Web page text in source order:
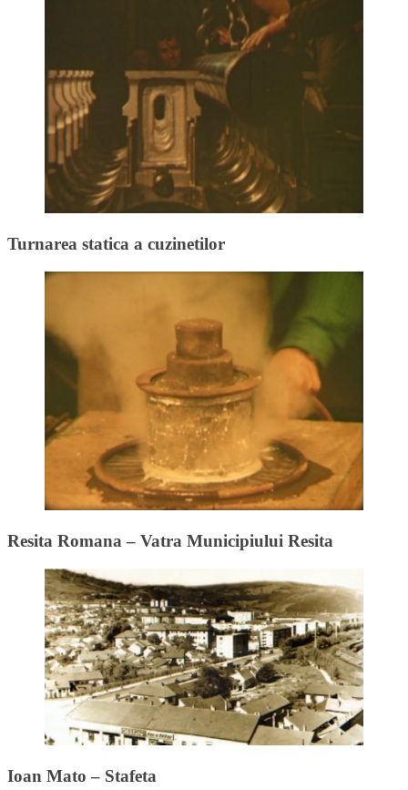
Turnarea statica a cuzinetilor
Resita Romana – Vatra Municipiului Resita
Ioan Mato – Stafeta